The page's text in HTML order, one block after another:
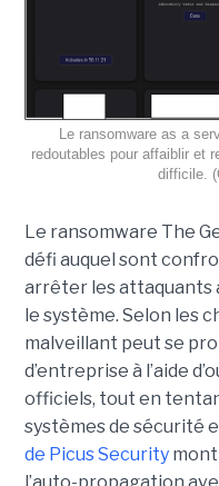
Le ransomware as a
redoutables pour affaiblir et
difficile.
Le ransomware The
défi auquel sont
arrêter les attaquants
le système. Selon les
malveillant peut se
d’entreprise à l’aide
officiels, tout en
systèmes de sécurité
de Picus Security